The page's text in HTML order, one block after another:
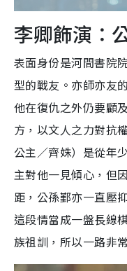
李卿飾演：
表面身份是河間書院
型的戰友。亦師亦友
他在復仇之外仍要顧
方，以文人之力對抗
公主／齊姝）是從年
主對他一見傾心，但
距，公孫鄞亦一直壓
這段情當成一盤長線
族祖訓，所以一路非